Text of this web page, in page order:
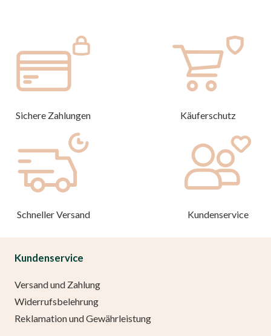
Sichere Zahlungen Käuferschutz
Schneller Versand Kundenservice
Kundenservice
Versand und Zahlung
Widerrufsbelehrung
Reklamation und Gewährleistung